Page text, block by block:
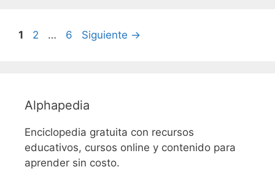
Página
1 Página
2 … Página
6 Siguiente →
Alphapedia
Enciclopedia gratuita con recursos
educativos, cursos online y contenido para
aprender sin costo.